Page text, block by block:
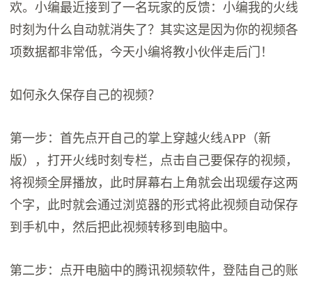
欢。小编最近接到了一名玩家的反馈：小编我的火线
时刻为什么自动就消失了？其实这是因为你的视频各
项数据都非常低，今天小编将教小伙伴走后门！
如何永久保存自己的视频？
第一步：首先点开自己的掌上穿越火线APP（新
版），打开火线时刻专栏，点击自己要保存的视频，
将视频全屏播放，此时屏幕右上角就会出现缓存这两
个字，此时就会通过浏览器的形式将此视频自动保存
到手机中，然后把此视频转移到电脑中。
第二步：点开电脑中的腾讯视频软件，登陆自己的账